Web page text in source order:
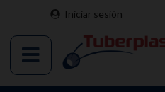
Iniciar sesión